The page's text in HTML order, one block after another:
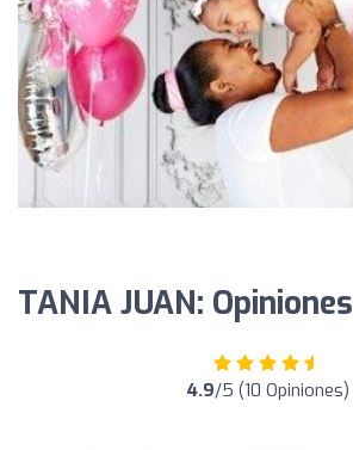
TANIA JUAN: Opiniones
4.9/5 (10 Opiniones)